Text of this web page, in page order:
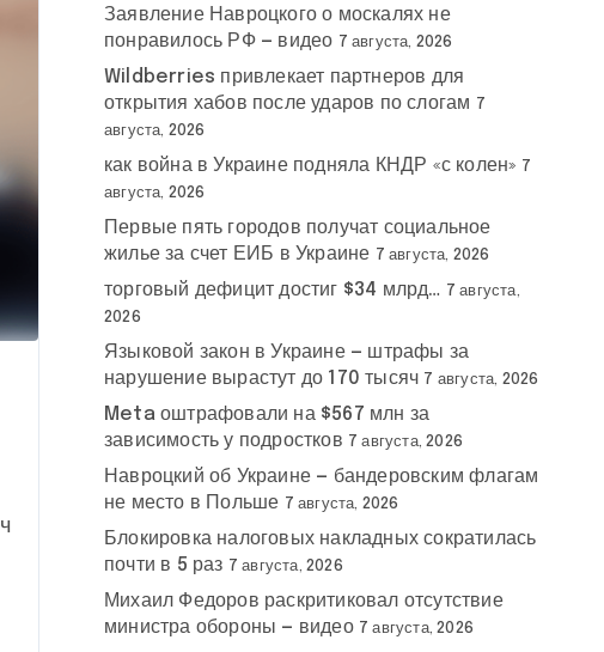
Заявление Навроцкого о москалях не
понравилось РФ — видео 7 августа, 2026
Wildberries привлекает партнеров для
открытия хабов после ударов по слогам 7
августа, 2026
как война в Украине подняла КНДР «с колен» 7
августа, 2026
Первые пять городов получат социальное
жилье за счет ЕИБ в Украине 7 августа, 2026
торговый дефицит достиг $34 млрд… 7 августа,
2026
Языковой закон в Украине — штрафы за
нарушение вырастут до 170 тысяч 7 августа, 2026
Meta оштрафовали на $567 млн за
зависимость у подростков 7 августа, 2026
Навроцкий об Украине — бандеровским флагам
не место в Польше 7 августа, 2026
Блокировка налоговых накладных сократилась
почти в 5 раз 7 августа, 2026
Михаил Федоров раскритиковал отсутствие
министра обороны — видео 7 августа, 2026